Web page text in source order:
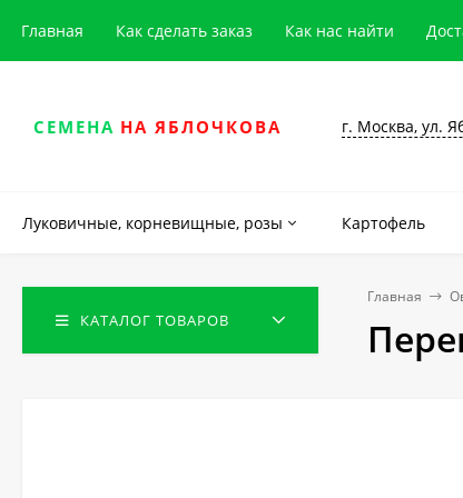
Главная Как сделать заказ Как нас найти
СЕМЕНА НА ЯБЛОЧКОВА г. Москва, ул.
Луковичные, корневищные, розы Картофель
КАТАЛОГ ТОВАРОВ
Главная